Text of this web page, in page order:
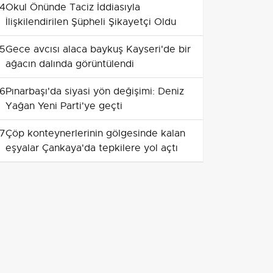
4Okul Önünde Taciz İddiasıyla
İlişkilendirilen Şüpheli Şikayetçi Oldu
5Gece avcısı alaca baykuş Kayseri'de bir
ağacın dalında görüntülendi
6Pınarbaşı'da siyasi yön değişimi: Deniz
Yağan Yeni Parti'ye geçti
7Çöp konteynerlerinin gölgesinde kalan
eşyalar Çankaya'da tepkilere yol açtı